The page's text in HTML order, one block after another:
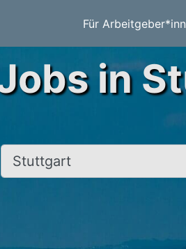
Für
in
Ort, Stadt